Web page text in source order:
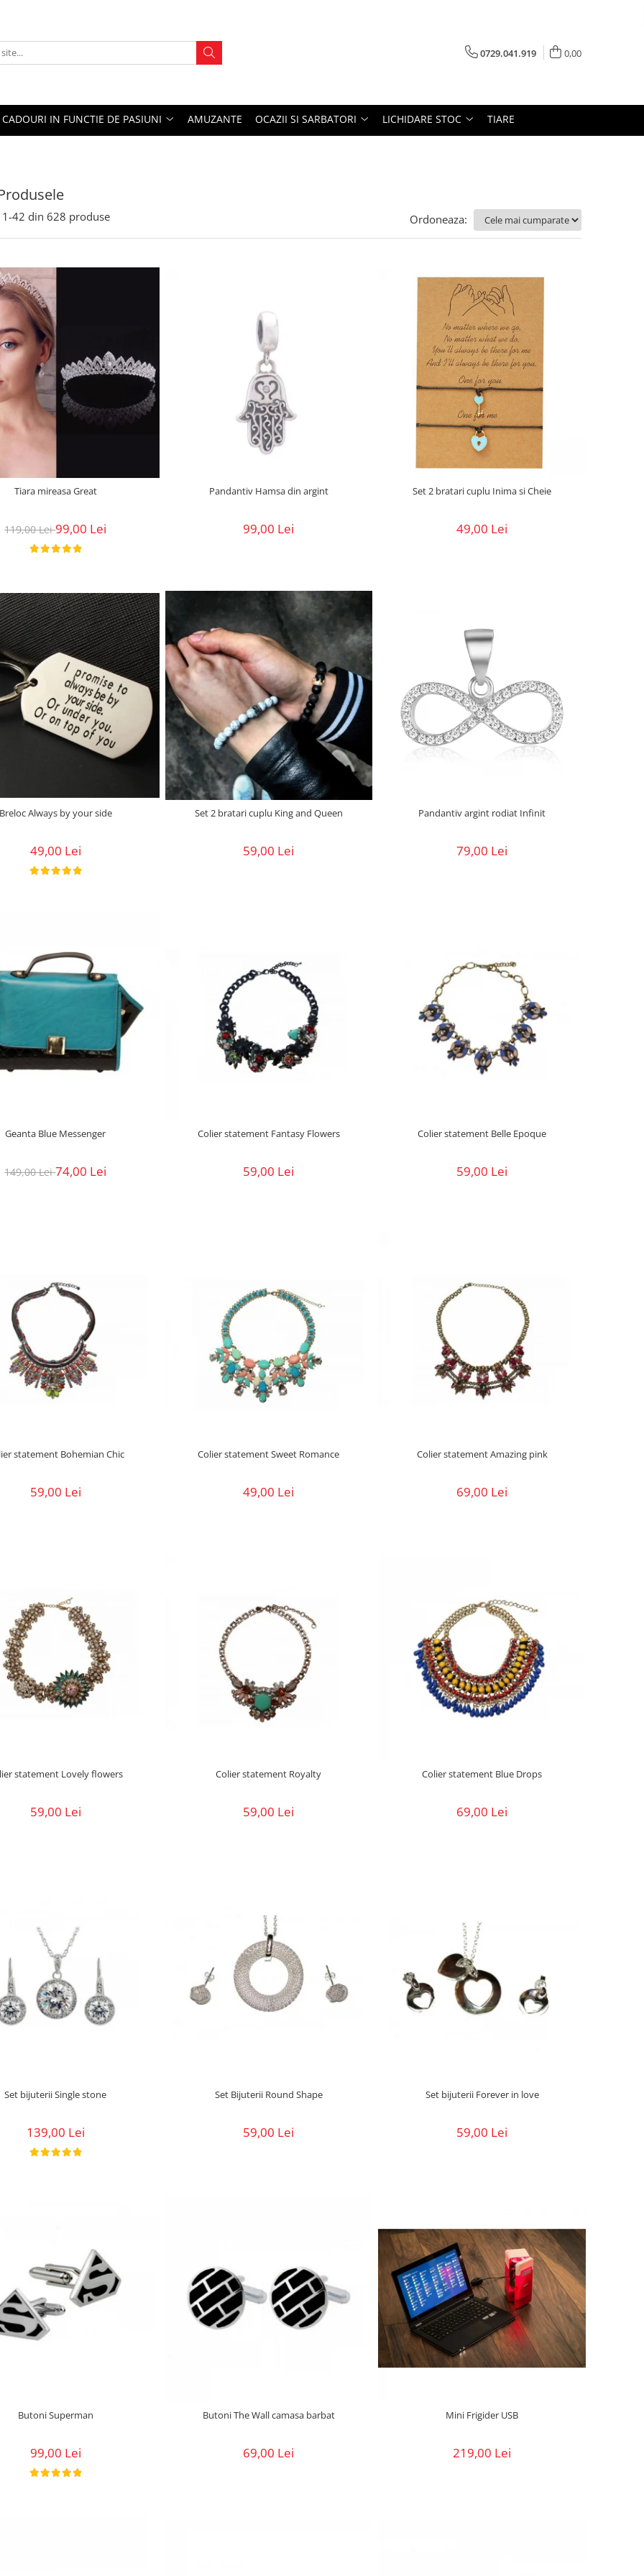
0729.041.919 0,00
CADOURI IN FUNCTIE DE PASIUNI AMUZANTE OCAZII SI SARBATORI LICHIDARE STOC TIARE
1-42 din 628 produse Ordoneaza:
Tiara mireasa Great
119,00 Lei99,00 Lei
Pandantiv Hamsa din argint
99,00 Lei
Set 2 bratari cuplu Inima si Cheie
49,00 Lei
Always by your side
49,00 Lei
Set 2 bratari cuplu King and Queen
59,00 Lei
Pandantiv argint rodiat Infinit
79,00 Lei
Geanta Blue Messenger
149,00 Lei74,00 Lei
Colier statement Fantasy Flowers
59,00 Lei
Colier statement Belle Epoque
59,00 Lei
statement Bohemian Chic
59,00 Lei
Colier statement Sweet Romance
49,00 Lei
Colier statement Amazing pink
69,00 Lei
statement Lovely flowers
59,00 Lei
Colier statement Royalty
59,00 Lei
Colier statement Blue Drops
69,00 Lei
Set bijuterii Single stone
139,00 Lei
Set Bijuterii Round Shape
59,00 Lei
Set bijuterii Forever in love
59,00 Lei
Butoni Superman
99,00 Lei
Butoni The Wall camasa barbat
69,00 Lei
Mini Frigider USB
219,00 Lei